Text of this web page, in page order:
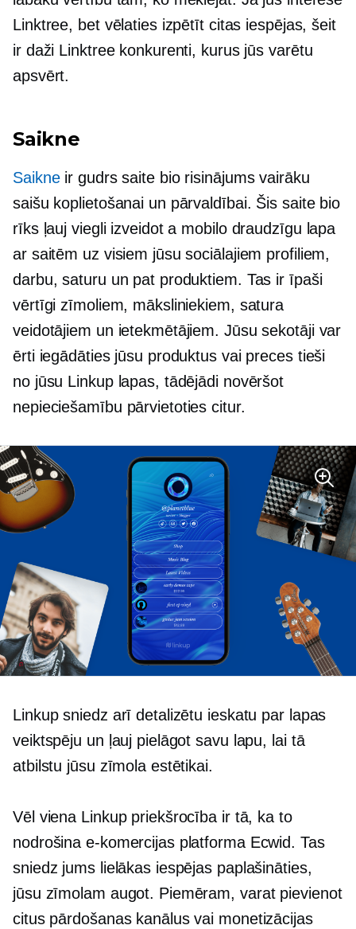
Linktree, bet vēlaties izpētīt citas iespējas, šeit
ir daži Linktree konkurenti, kurus jūs varētu
apsvērt.
Saikne
Saikneir gudrssaite biorisinājums vairāku
saišu koplietošanai un pārvaldībai. Šis saite bio
rīks ļauj viegli izveidot a mobilo draudzīgu lapa
ar saitēm uz visiem jūsu sociālajiem profiliem,
darbu, saturu un pat produktiem. Tas ir īpaši
vērtīgi zīmoliem, māksliniekiem, satura
veidotājiem un ietekmētājiem. Jūsu sekotāji var
ērti iegādāties jūsu produktus vai preces tieši
no jūsu Linkup lapas, tādējādi novēršot
nepieciešamību pārvietoties citur.
Linkup sniedz arī detalizētu ieskatu par lapas
veiktspēju un ļauj pielāgot savu lapu, lai tā
atbilstu jūsu zīmola estētikai.
Vēl viena Linkup priekšrocība ir tā, ka to
nodrošina e-komercijas platforma Ecwid. Tas
sniedz jums lielākas iespējas paplašināties,
jūsu zīmolam augot. Piemēram, varat pievienot
citus pārdošanas kanālus vai monetizācijas